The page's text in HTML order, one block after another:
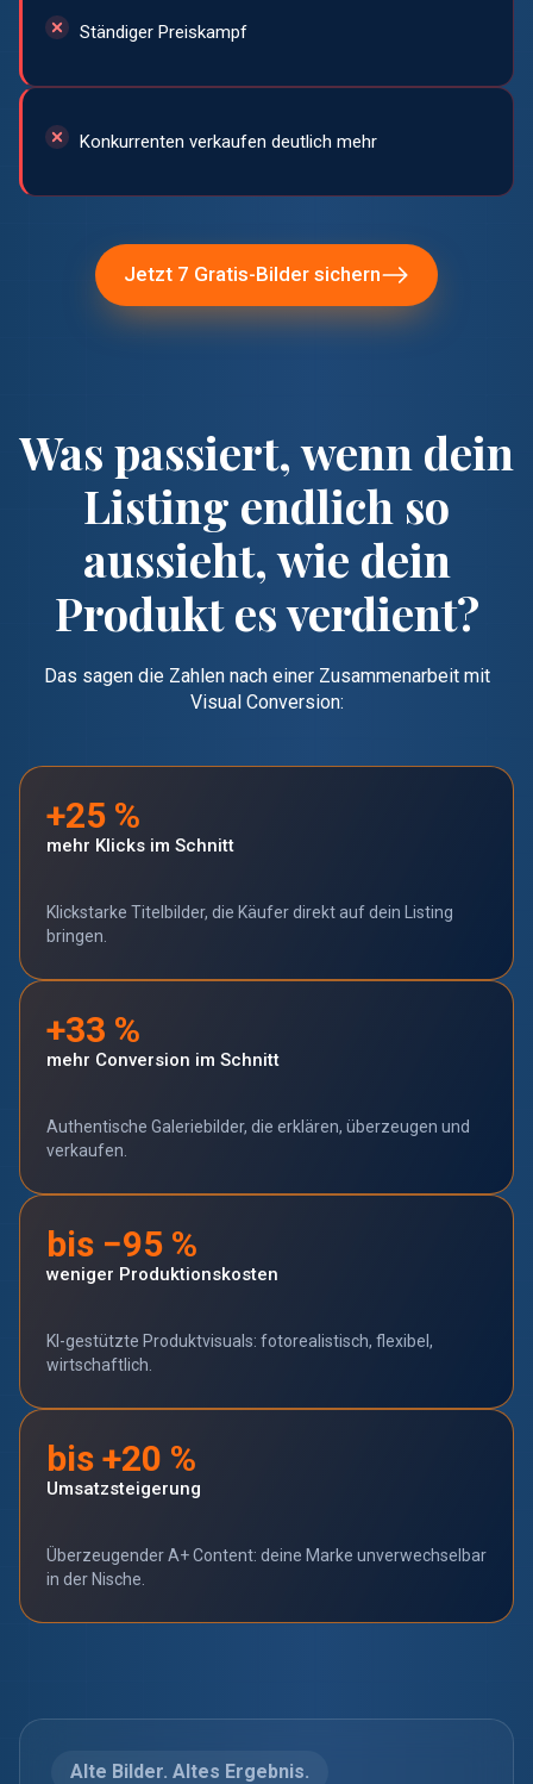
Ständiger Preiskampf
Konkurrenten verkaufen deutlich mehr
Jetzt 7 Gratis-Bilder sichern
Was passiert, wenn dein
Listing endlich so
aussieht, wie dein
Produkt es verdient?
Das sagen die Zahlen nach einer Zusammenarbeit mit
Visual Conversion:
+25 %
mehr Klicks im Schnitt
Klickstarke Titelbilder, die Käufer direkt auf dein Listing
bringen.
+33 %
mehr Conversion im Schnitt
Authentische Galeriebilder, die erklären, überzeugen und
verkaufen.
bis −95 %
weniger Produktionskosten
KI-gestützte Produktvisuals: fotorealistisch, flexibel,
wirtschaftlich.
bis +20 %
Umsatzsteigerung
Überzeugender A+ Content: deine Marke unverwechselbar
in der Nische.
Alte Bilder. Altes Ergebnis.